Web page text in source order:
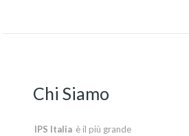
Chi Siamo
IPS Italia è il più grande